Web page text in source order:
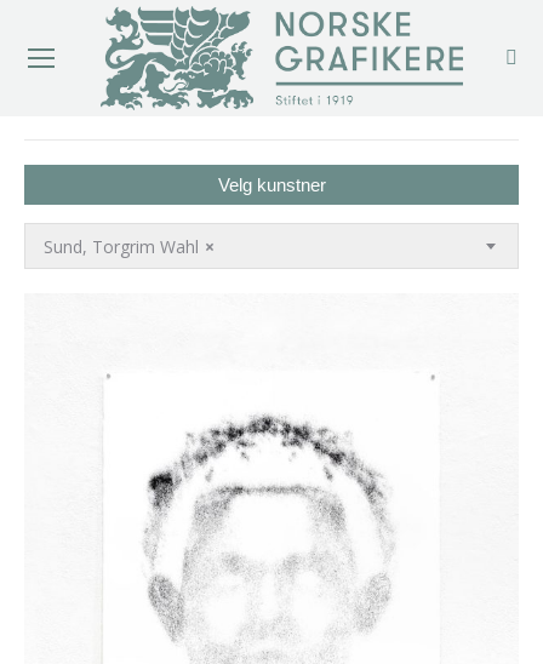
Velg kunstner
×
Sund, Torgrim Wahl